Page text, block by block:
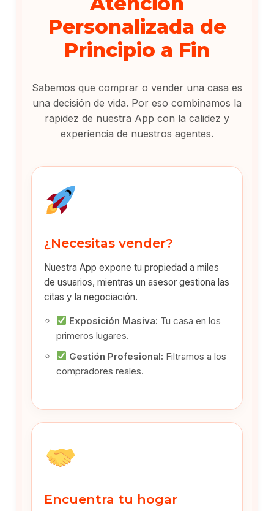
Personalizada de
Principio a Fin
Sabemos que comprar o vender una casa es
una decisión de vida. Por eso combinamos la
rapidez de nuestra App con la calidez y
experiencia de nuestros agentes.
¿Necesitas vender?
Nuestra App expone tu propiedad a miles
de usuarios, mientras un asesor gestiona las
citas y la negociación.
Exposición Masiva: Tu casa en los
primeros lugares.
Gestión Profesional: Filtramos a los
compradores reales.
Encuentra tu hogar